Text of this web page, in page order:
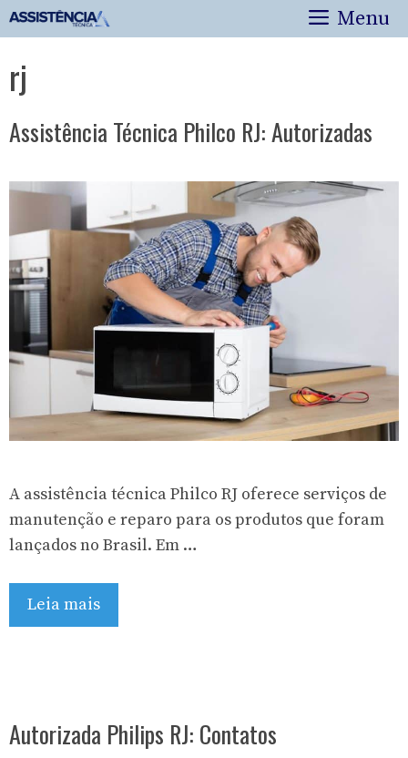
Pular
para
conteúdo
Menu
rj
Assistência Técnica Philco RJ: Autorizadas
A assistência técnica Philco RJ oferece serviços de
manutenção e reparo para os produtos que foram
lançados no Brasil. Em …
Leia mais
Autorizada Philips RJ: Contatos